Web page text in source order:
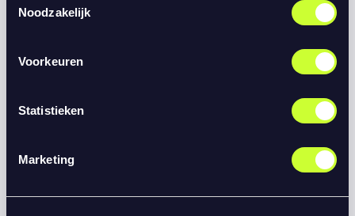
Noodzakelijk
Voorkeuren
Statistieken
Marketing
Super Handball League en Handbal
Inside bundelen krachten voor meer